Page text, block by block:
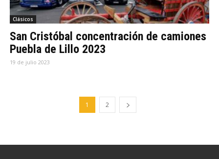
Clásicos
San Cristóbal concentración de camiones
Puebla de Lillo 2023
19 de julio 2023
1 2